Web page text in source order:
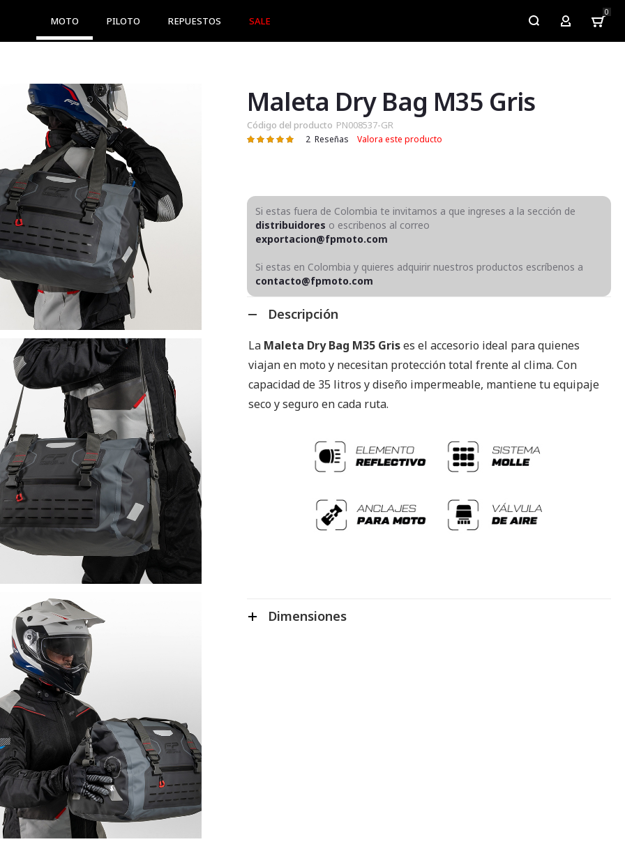
MOTO PILOTO REPUESTOS SALE My Account
0
Maleta Dry Bag M35 Gris
Código del producto PN008537-GR
Valoración: 2 Reseñas Valora este producto
Si estas fuera de Colombia te invitamos a que ingreses a la sección de
distribuidores o escribenos al correo
exportacion@fpmoto.com
Si estas en Colombia y quieres adquirir nuestros productos escríbenos a
contacto@fpmoto.com
Descripción
La Maleta Dry Bag M35 Grises el accesorio ideal para quienes
viajan en moto y necesitan protección total frente al clima. Con
capacidad de 35 litros y diseño impermeable, mantiene tu equipaje
seco y seguro en cada ruta.
Dimensiones